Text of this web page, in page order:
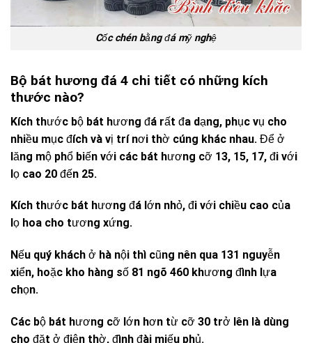
Cốc chén bằng đá mỹ nghệ
Bộ bát hương đá 4 chi tiết có những kích
thước nào?
Kích thước bộ bát hương đá rất đa dạng, phục vụ cho
nhiều mục đích và vị trí nơi thờ cúng khác nhau. Để ở
lăng mộ phổ biến với các bát hương cỡ 13, 15, 17, đi với
lọ cao 20 đến 25.
Kích thước bát hương đá lớn nhỏ, đi với chiều cao của
lọ hoa cho tương xứng.
Nếu quý khách ở hà nội thì cũng nên qua 131 nguyễn
xiển, hoặc kho hàng số 81 ngõ 460 khương đình lựa
chọn.
Các bộ bát hương cỡ lớn hơn từ cỡ 30 trở lên là dùng
cho đặt ở điện thờ, đình đài miếu phủ.